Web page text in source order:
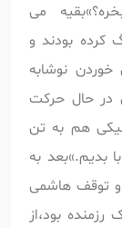
می
کرده بودند و
نوشابه
در حال حرکت
هم به تن
بدیم.»بعد به
توقف هاشمی
بود،از